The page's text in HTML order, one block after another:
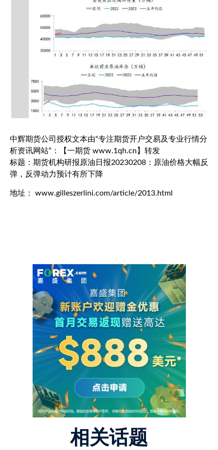
中辉期货公司授权文本由“专注期货开户交易及专业行情分
析资讯网站”：【一期货 www.1qh.cn】转发
标题：期货机构研报原油日报20230208：原油价格大幅反
弹，反弹动力预计有所下降
地址： www.gilleszerlini.com/article/2013.html
相关话题